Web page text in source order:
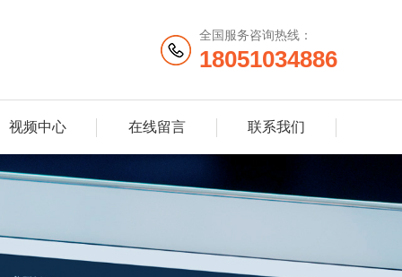
全国服务咨询热线：
18051034886
视频中心 在线留言 联系我们